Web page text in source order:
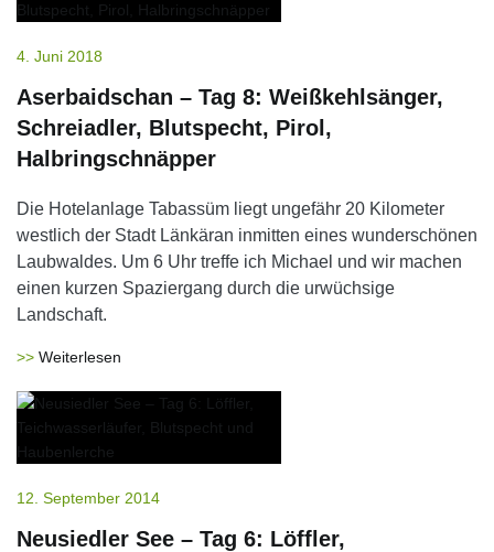
4. Juni 2018
Aserbaidschan – Tag 8: Weißkehlsänger,
Schreiadler, Blutspecht, Pirol,
Halbringschnäpper
Die Hotelanlage Tabassüm liegt ungefähr 20 Kilometer
westlich der Stadt Länkäran inmitten eines wunderschönen
Laubwaldes. Um 6 Uhr treffe ich Michael und wir machen
einen kurzen Spaziergang durch die urwüchsige
Landschaft.
Weiterlesen
12. September 2014
Neusiedler See – Tag 6: Löffler,